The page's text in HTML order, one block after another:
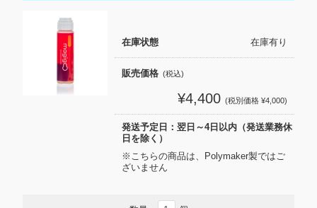
在庫状態 在庫有り
販売価格 (税込)
¥4,400 (税別価格 ¥4,000)
発送予定日：翌日～4日以内（発送業務休
日を除く）
※こちらの商品は、Polymaker製ではご
ざいません